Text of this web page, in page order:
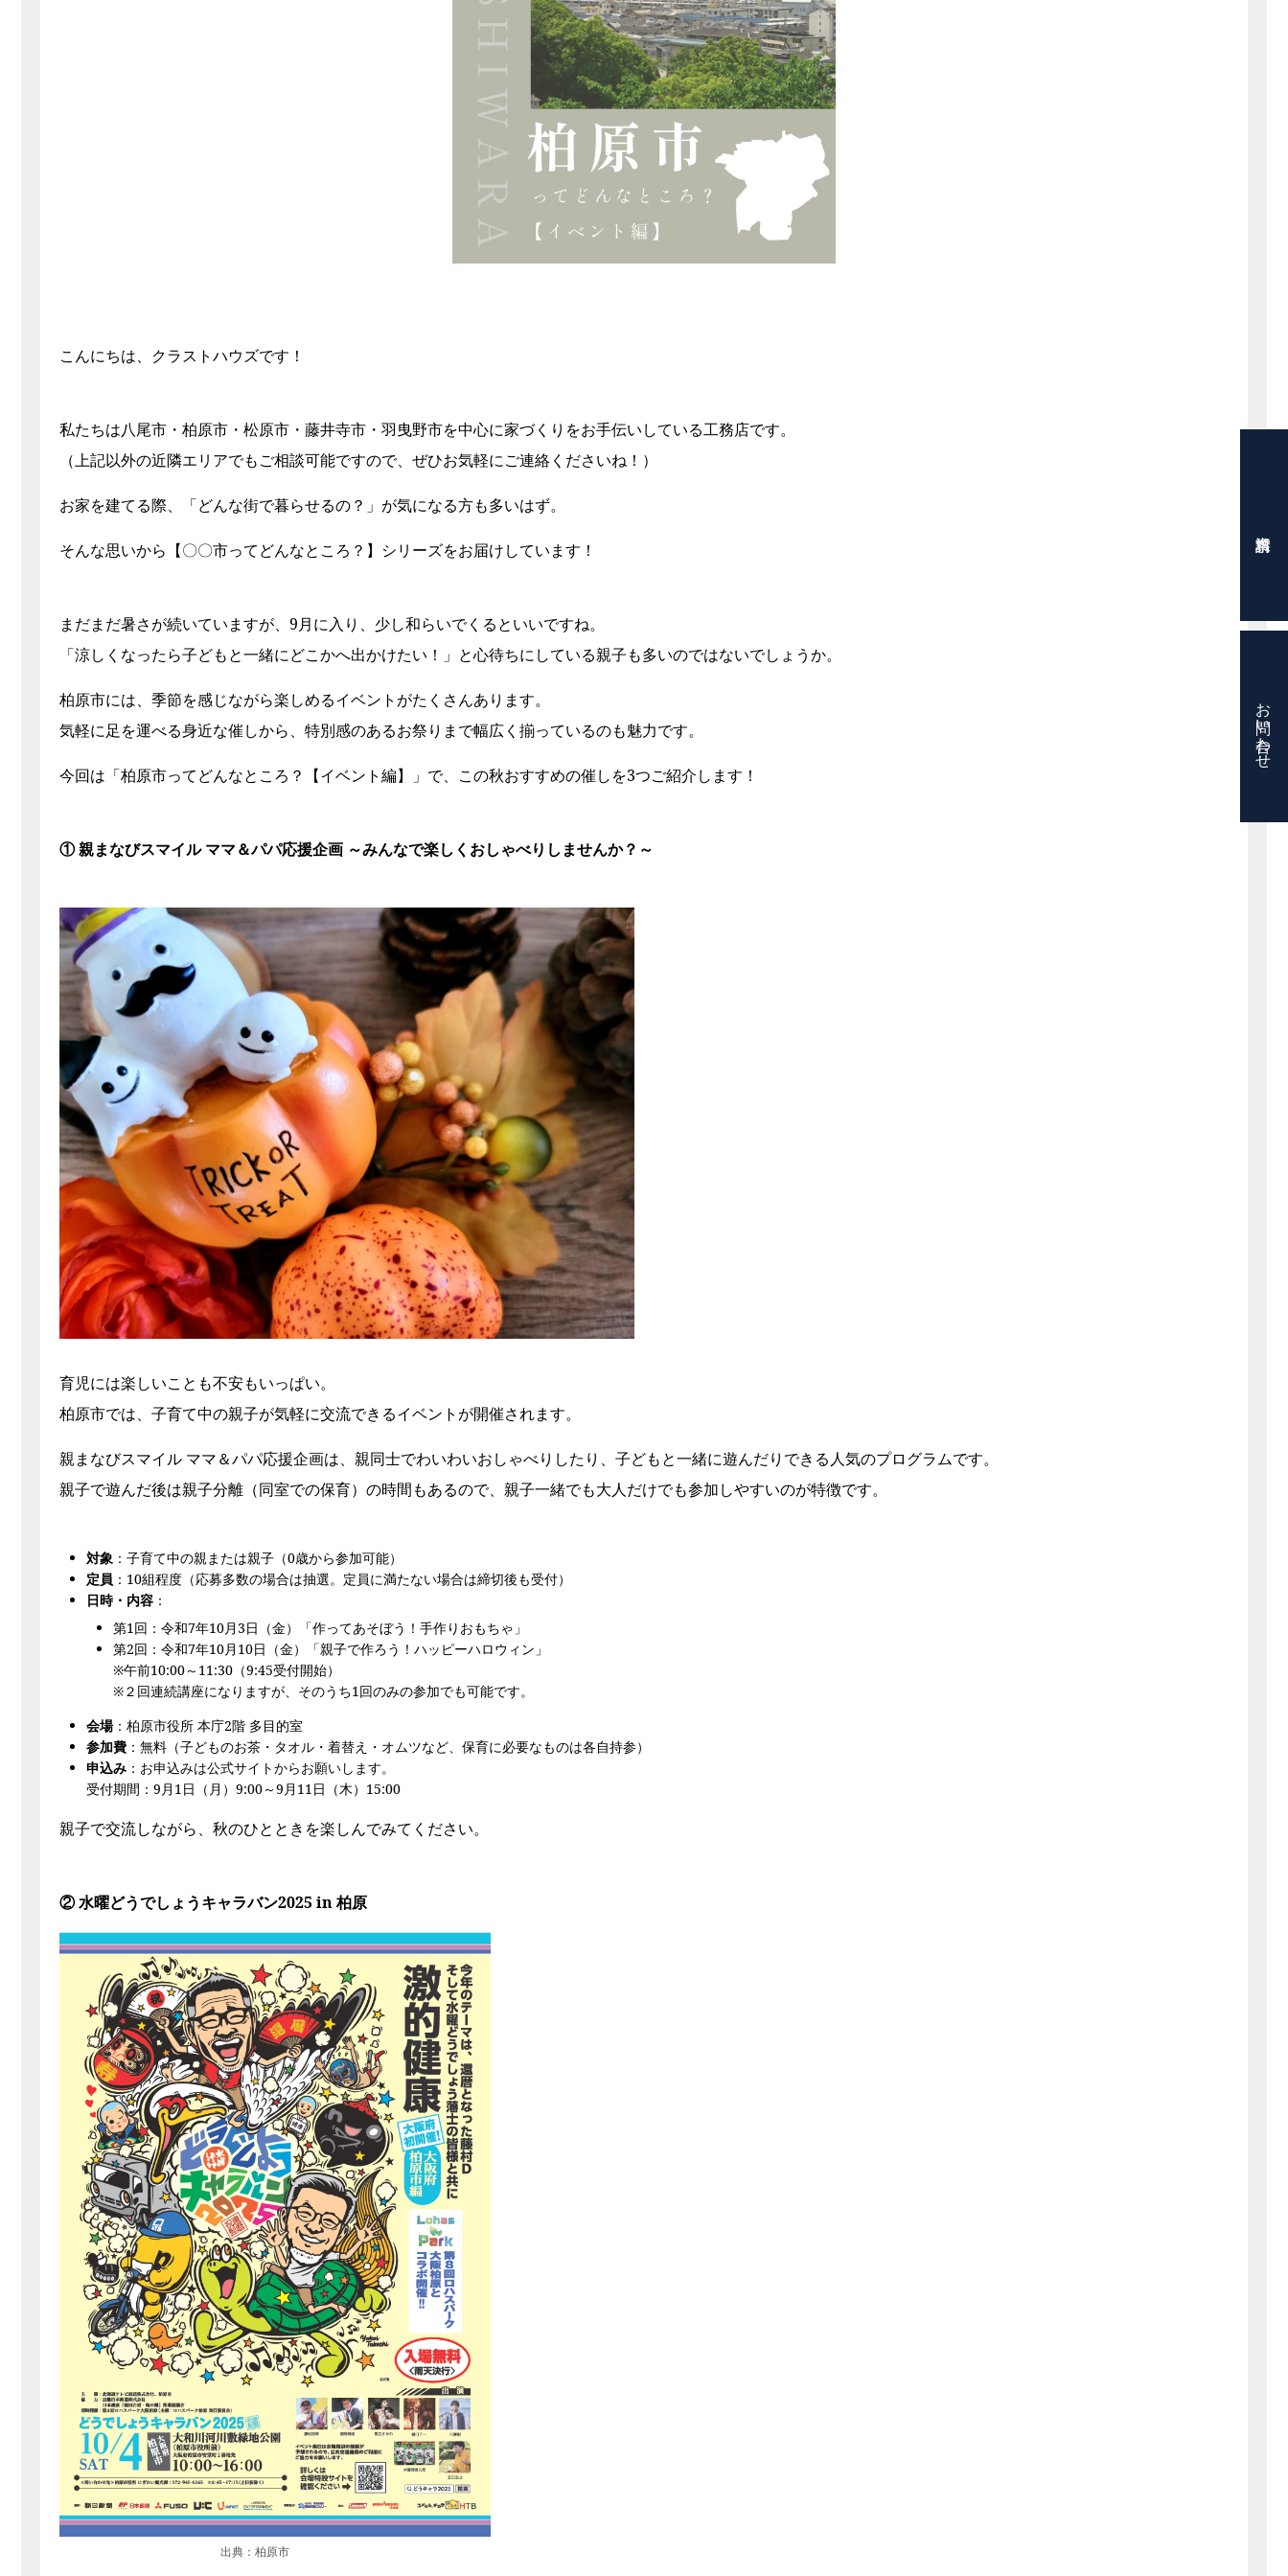
お問い合わせ
こんにちは、クラストハウズです！
私たちは八尾市・柏原市・松原市・藤井寺市・羽曳野市を中心に家づくりをお手伝いしている工務店です。
（上記以外の近隣エリアでもご相談可能ですので、ぜひお気軽にご連絡くださいね！）
お家を建てる際、「どんな街で暮らせるの？」が気になる方も多いはず。
そんな思いから【〇〇市ってどんなところ？】シリーズをお届けしています！
まだまだ暑さが続いていますが、9月に入り、少し和らいでくるといいですね。
「涼しくなったら子どもと一緒にどこかへ出かけたい！」と心待ちにしている親子も多いのではないでしょうか。
柏原市には、季節を感じながら楽しめるイベントがたくさんあります。
気軽に足を運べる身近な催しから、特別感のあるお祭りまで幅広く揃っているのも魅力です。
今回は「柏原市ってどんなところ？【イベント編】」で、この秋おすすめの催しを3つご紹介します！
① 親まなびスマイル ママ＆パパ応援企画 ～みんなで楽しくおしゃべりしませんか？～
育児には楽しいことも不安もいっぱい。
柏原市では、子育て中の親子が気軽に交流できるイベントが開催されます。
親まなびスマイル ママ＆パパ応援企画は、親同士でわいわいおしゃべりしたり、子どもと一緒に遊んだりできる人気のプログラムです。
親子で遊んだ後は親子分離（同室での保育）の時間もあるので、親子一緒でも大人だけでも参加しやすいのが特徴です。
対象 ：子育て中の親または親子（0歳から参加可能）
定員 ：10組程度（応募多数の場合は抽選。定員に満たない場合は締切後も受付）
日時・内容 ：
第1回：令和7年10月3日（金）「作ってあそぼう！手作りおもちゃ」
第2回：令和7年10月10日（金）「親子で作ろう！ハッピーハロウィン」
※午前10:00～11:30（9:45受付開始）
※２回連続講座になりますが、そのうち1回のみの参加でも可能です。
会場：柏原市役所 本庁2階 多目的室
参加費 ：無料（子どものお茶・タオル・着替え・オムツなど、保育に必要なものは各自持参）
申込み ： お申込みは公式サイトからお願いします。
受付期間：9月1日（月）9:00～9月11日（木）15:00
親子で交流しながら、秋のひとときを楽しんでみてください。
② 水曜どうでしょうキャラバン2025 in 柏原
出典：柏原市